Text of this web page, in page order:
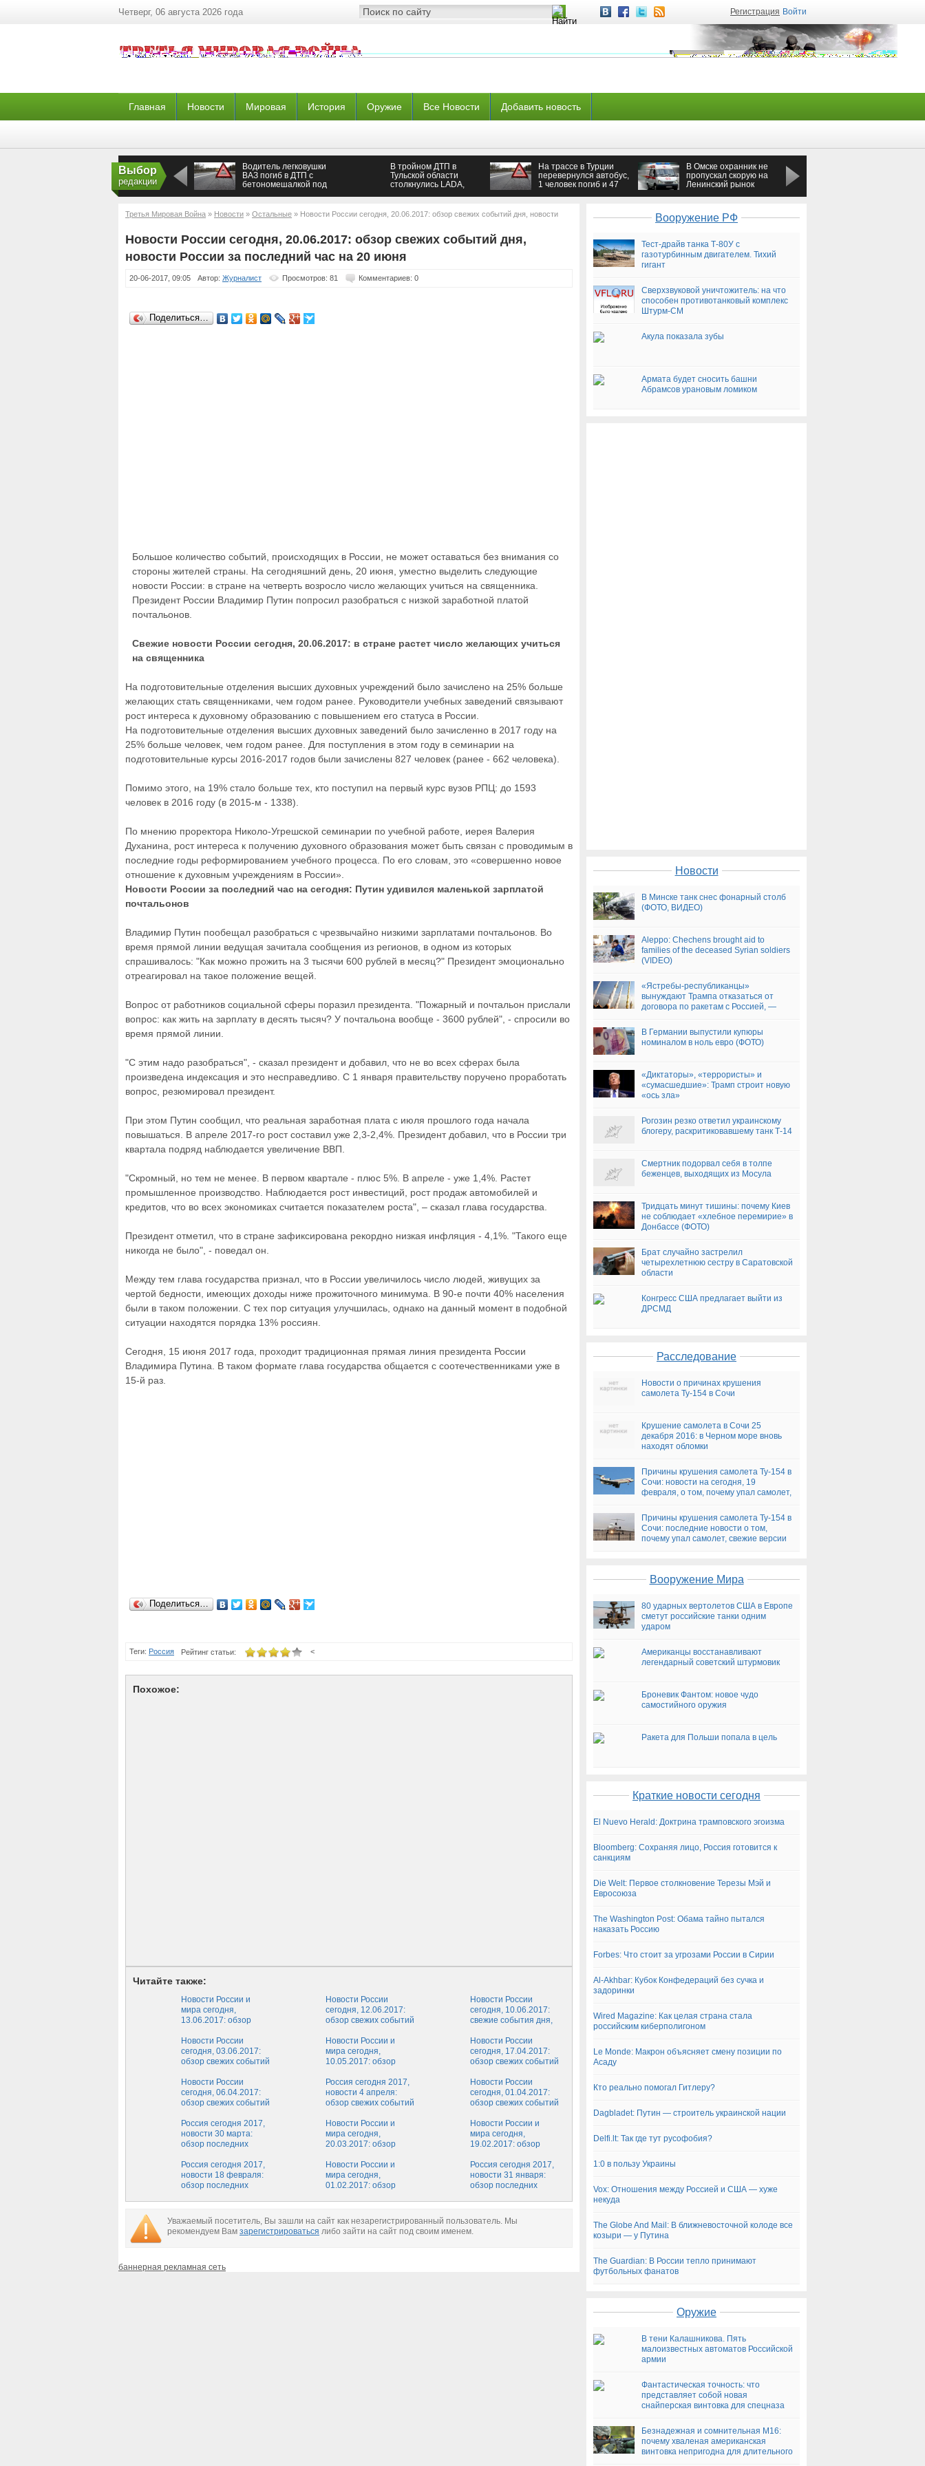
Четверг, 06 августа 2026 года Регистрация Войти
Главная Новости Мировая История Оружие Все Новости Добавить новость
Выбор
редакции
Водитель легковушки
ВАЗ погиб в ДТП с
бетономешалкой под
В тройном ДТП в
Тульской области
столкнулись LADA,
На трассе в Турции
перевернулся автобус,
1 человек погиб и 47
В Омске охранник не
пропускал скорую на
Ленинский рынок
Третья Мировая Война » Новости » Остальные » Новости России сегодня, 20.06.2017: обзор свежих событий дня, новости
России за последний час на 20 июня
Новости России сегодня, 20.06.2017: обзор свежих событий дня,
новости России за последний час на 20 июня
20-06-2017, 09:05 Автор: Журналист Просмотров: 81 Комментариев: 0
Поделиться…
Большое количество событий, происходящих в России, не может оставаться без внимания со
стороны жителей страны. На сегодняшний день, 20 июня, уместно выделить следующие
новости России: в стране на четверть возросло число желающих учиться на священника.
Президент России Владимир Путин попросил разобраться с низкой заработной платой
почтальонов.
Свежие новости России сегодня, 20.06.2017: в стране растет число желающих учиться
на священника
На подготовительные отделения высших духовных учреждений было зачислено на 25% больше
желающих стать священниками, чем годом ранее. Руководители учебных заведений связывают
рост интереса к духовному образованию с повышением его статуса в России.
На подготовительные отделения высших духовных заведений было зачисленно в 2017 году на
25% больше человек, чем годом ранее. Для поступления в этом году в семинарии на
подготовительные курсы 2016-2017 годов были зачислены 827 человек (ранее - 662 человека).
Помимо этого, на 19% стало больше тех, кто поступил на первый курс вузов РПЦ: до 1593
человек в 2016 году (в 2015-м - 1338).
По мнению проректора Николо-Угрешской семинарии по учебной работе, иерея Валерия
Духанина, рост интереса к получению духовного образования может быть связан с проводимым в
последние годы реформированием учебного процесса. По его словам, это «совершенно новое
отношение к духовным учреждениям в России».
Новости России за последний час на сегодня: Путин удивился маленькой зарплатой
почтальонов
Владимир Путин пообещал разобраться с чрезвычайно низкими зарплатами почтальонов. Во
время прямой линии ведущая зачитала сообщения из регионов, в одном из которых
спрашивалось: "Как можно прожить на 3 тысячи 600 рублей в месяц?" Президент эмоционально
отреагировал на такое положение вещей.
Вопрос от работников социальной сферы поразил президента. "Пожарный и почтальон прислали
вопрос: как жить на зарплату в десять тысяч? У почтальона вообще - 3600 рублей", - спросили во
время прямой линии.
"С этим надо разобраться", - сказал президент и добавил, что не во всех сферах была
произведена индексация и это несправедливо. С 1 января правительству поручено проработать
вопрос, резюмировал президент.
При этом Путин сообщил, что реальная заработная плата с июля прошлого года начала
повышаться. В апреле 2017-го рост составил уже 2,3-2,4%. Президент добавил, что в России три
квартала подряд наблюдается увеличение ВВП.
"Скромный, но тем не менее. В первом квартале - плюс 5%. В апреле - уже 1,4%. Растет
промышленное производство. Наблюдается рост инвестиций, рост продаж автомобилей и
кредитов, что во всех экономиках считается показателем роста", – сказал глава государства.
Президент отметил, что в стране зафиксирована рекордно низкая инфляция - 4,1%. "Такого еще
никогда не было", - поведал он.
Между тем глава государства признал, что в России увеличилось число людей, живущих за
чертой бедности, имеющих доходы ниже прожиточного минимума. В 90-е почти 40% населения
были в таком положении. С тех пор ситуация улучшилась, однако на данный момент в подобной
ситуации находятся порядка 13% россиян.
Сегодня, 15 июня 2017 года, проходит традиционная прямая линия президента России
Владимира Путина. В таком формате глава государства общается с соотечественниками уже в
15-й раз.
Поделиться…
Теги: Россия <
Рейтинг статьи:
Похожое:
Читайте также:
Новости России и
мира сегодня,
13.06.2017: обзор
новости России и
мира за последний
час
Новости России
сегодня, 12.06.2017:
обзор свежих событий
за последний час на
12 июня
Новости России
сегодня, 10.06.2017:
свежие события дня,
новостей России на 10
июня
Новости России
сегодня, 03.06.2017:
обзор свежих событий
за последний час на 3
июня
Новости России и
мира сегодня,
10.05.2017: обзор
свежие новости
России и мира на
сегодня, 10 мая
Новости России
сегодня, 17.04.2017:
обзор свежих событий
за последний час от
17 апреля
Новости России
сегодня, 06.04.2017:
обзор свежих событий
новости России за
последний час на 6
апреля
Россия сегодня 2017,
новости 4 апреля:
обзор свежих событий
новости России на
сегодня, 04.04.2017
Новости России
сегодня, 01.04.2017:
обзор свежих событий
новости России за
последний час от 1
апреля
Россия сегодня 2017,
новости 30 марта:
обзор последних
свежие новости
России на сегодня,
30.03.2017
Новости России и
мира сегодня,
20.03.2017: обзор
новости России и
мира за последний
час
Новости России и
мира сегодня,
19.02.2017: обзор
свежие новости
России и мира на
сегодня, 19 февраля
Россия сегодня 2017,
новости 18 февраля:
обзор последних
России на сегодня,
18.02.2017
Новости России и
мира сегодня,
01.02.2017: обзор
России и мира на
сегодня, 1 февраля
Россия сегодня 2017,
новости 31 января:
обзор последних
России на сегодня,
31.01.2017
Уважаемый посетитель, Вы зашли на сайт как незарегистрированный пользователь. Мы
рекомендуем Вам зарегистрироваться либо зайти на сайт под своим именем.
баннерная рекламная сеть
Вооружение РФ
Тест-драйв танка Т-80У с
газотурбинным двигателем. Тихий
гигант
Сверхзвуковой уничтожитель: на что
способен противотанковый комплекс
Штурм-СМ
Акула показала зубы
Армата будет сносить башни
Абрамсов урановым ломиком
Новости
В Минске танк снес фонарный столб
(ФОТО, ВИДЕО)
Aleppo: Chechens brought aid to
families of the deceased Syrian soldiers
(VIDEO)
«Ястребы-республиканцы»
вынуждают Трампа отказаться от
договора по ракетам с Россией, —
В Германии выпустили купюры
номиналом в ноль евро (ФОТО)
«Диктаторы», «террористы» и
«сумасшедшие»: Трамп строит новую
«ось зла»
Рогозин резко ответил украинскому
блогеру, раскритиковавшему танк Т-14
Смертник подорвал себя в толпе
беженцев, выходящих из Мосула
Тридцать минут тишины: почему Киев
не соблюдает «хлебное перемирие» в
Донбассе (ФОТО)
Брат случайно застрелил
четырехлетнюю сестру в Саратовской
области
Конгресс США предлагает выйти из
ДРСМД
Расследование
Новости о причинах крушения
самолета Ту-154 в Сочи
Крушение самолета в Сочи 25
декабря 2016: в Черном море вновь
находят обломки
Причины крушения самолета Ту-154 в
Сочи: новости на сегодня, 19
февраля, о том, почему упал самолет,
Причины крушения самолета Ту-154 в
Сочи: последние новости о том,
почему упал самолет, свежие версии
Вооружение Мира
80 ударных вертолетов США в Европе
сметут российские танки одним
ударом
Американцы восстанавливают
легендарный советский штурмовик
Броневик Фантом: новое чудо
самостийного оружия
Ракета для Польши попала в цель
Краткие новости сегодня
El Nuevo Herald: Доктрина трамповского эгоизма
Bloomberg: Сохраняя лицо, Россия готовится к
санкциям
Die Welt: Первое столкновение Терезы Мэй и
Евросоюза
The Washington Post: Обама тайно пытался
наказать Россию
Forbes: Что стоит за угрозами России в Сирии
Al-Akhbar: Кубок Конфедераций без сучка и
задоринки
Wired Magazine: Как целая страна стала
российским киберполигоном
Le Monde: Макрон объясняет смену позиции по
Асаду
Кто реально помогал Гитлеру?
Dagbladet: Путин — строитель украинской нации
Delfi.lt: Так где тут русофобия?
1:0 в пользу Украины
Vox: Отношения между Россией и США — хуже
некуда
The Globe And Mail: В ближневосточной колоде все
козыри — у Путина
The Guardian: В России тепло принимают
футбольных фанатов
Оружие
В тени Калашникова. Пять
малоизвестных автоматов Российской
армии
Фантастическая точность: что
представляет собой новая
снайперская винтовка для спецназа
Безнадежная и сомнительная М16:
почему хваленая американская
винтовка непригодна для длительного